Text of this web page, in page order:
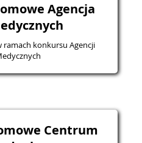
Agencja
konkursu Agencji
Centrum